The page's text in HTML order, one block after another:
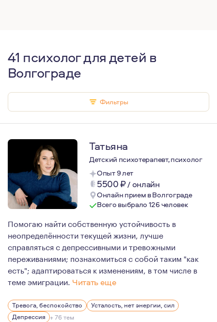
41 психолог для детей в
Волгограде
Фильтры
Татьяна
Детский психотерапевт, психолог
Опыт 9 лет
5500₽/ онлайн
Онлайн прием в Волгограде
Всего выбрало 126 человек
Помогаю найти собственную устойчивость в
неопределённости текущей жизни, лучше
справляться с депрессивными и тревожными
переживаниями; познакомиться с собой таким "как
есть"; адаптироваться к изменениям, в том числе в
теме эмиграции. Читать еще
Я думаю, что психотерапия имеет достаточно
Кабинет психотерапевта это место, где вы можете
Тревога, беспокойство
Усталость, нет энергии, сил
Депрессия + 76 тем